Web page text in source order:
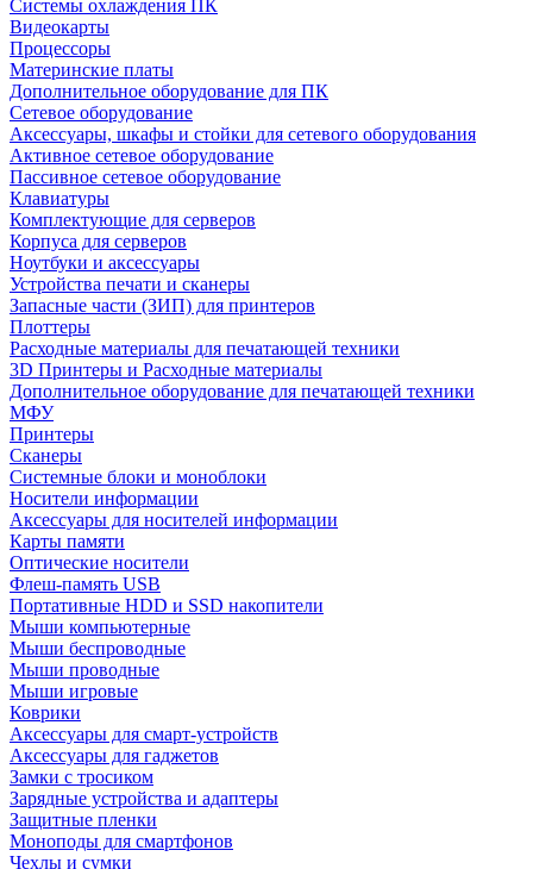
Системы охлаждения ПК
Видеокарты
Процессоры
Материнские платы
Дополнительное оборудование для ПК
Сетевое оборудование
Аксессуары, шкафы и стойки для сетевого оборудования
Активное сетевое оборудование
Пассивное сетевое оборудование
Клавиатуры
Комплектующие для серверов
Корпуса для серверов
Ноутбуки и аксессуары
Устройства печати и сканеры
Запасные части (ЗИП) для принтеров
Плоттеры
Расходные материалы для печатающей техники
3D Принтеры и Расходные материалы
Дополнительное оборудование для печатающей техники
МФУ
Принтеры
Сканеры
Системные блоки и моноблоки
Носители информации
Аксессуары для носителей информации
Карты памяти
Оптические носители
Флеш-память USB
Портативные HDD и SSD накопители
Мыши компьютерные
Мыши беспроводные
Мыши проводные
Мыши игровые
Коврики
Аксессуары для смарт-устройств
Аксессуары для гаджетов
Замки с тросиком
Зарядные устройства и адаптеры
Защитные пленки
Моноподы для смартфонов
Чехлы и сумки